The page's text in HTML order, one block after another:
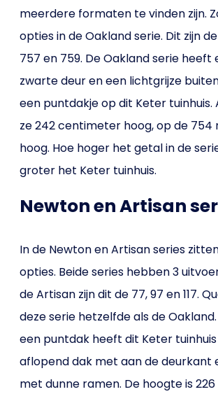
meerdere formaten te vinden zijn.
opties in de Oakland serie. Dit zijn de
757 en 759. De Oakland serie heeft
zwarte deur en een lichtgrijze
een puntdakje op dit Keter tuinhuis.
ze 242 centimeter hoog, op de 754
hoog. Hoe hoger het getal in de
groter het Keter tuinhuis.
Newton en Artisan
In de Newton en Artisan series
opties. Beide series hebben 3
de Artisan zijn dit de 77, 97 en 117.
deze serie hetzelfde als de
een puntdak heeft dit Keter
aflopend dak met aan de deurkant
met dunne ramen. De hoogte is